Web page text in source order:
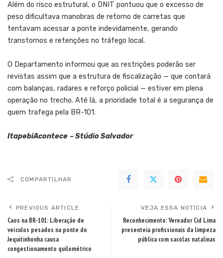
Além do risco estrutural, o DNIT pontuou que o excesso de
peso dificultava manobras de retorno de carretas que
tentavam acessar a ponte indevidamente, gerando
transtornos e retenções no tráfego local.
O Departamento informou que as restrições poderão ser
revistas assim que a estrutura de fiscalização — que contará
com balanças, radares e reforço policial — estiver em plena
operação no trecho. Até lá, a prioridade total é a segurança de
quem trafega pela BR-101.
ItapebiAcontece – Stúdio Salvador
COMPARTILHAR
PREVIOUS ARTICLE
Caos na BR-101: Liberação de
veículos pesados na ponte do
Jequitinhonha causa
congestionamento quilométrico
VEJA ESSA NOTÍCIA
Reconhecimento: Vereador Cid Lima
presenteia profissionais da limpeza
pública com sacolas natalinas